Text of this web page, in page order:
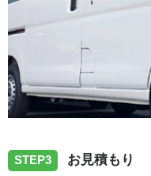
愛知県海部郡蟹江町
かいました。
2026/07/27
愛知県名古屋市千種区
伺いしました。
STEP3 お見積もり